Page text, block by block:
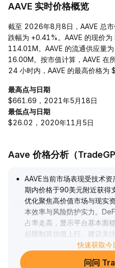
AAVE 实时价格概览
截至 2026年8月8日，AAVE 总
跌幅为 +0.41%。AAVE 的现价
114.01M。AAVE 的流通供应量
16.00M。按市值计算，AAVE 在
24 小时内，AAVE 的最高价格为
最高点与日期
$661.69，2021年5月18日
最低点与日期
$26.02，2020年11月5日
Aave 价格分析（
AAVE当前市场表现受技术
期内价格于90美元附近获得
优化聚焦高价值市场与现实
本效率与风险防护实力。
占率走高，显示平台基本面
起限制其估值上行。建议关
进展，若未显著强化，价格
略宜短期波段操作、规避中
快速获取今
问问